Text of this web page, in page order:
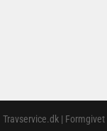
Travservice.dk |